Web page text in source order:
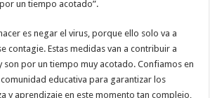
un tiempo acotado”.
es negar el virus, porque ello solo va a
contagie. Estas medidas van a contribuir a
son por un tiempo muy acotado. Confiamos en
educativa para garantizar los
y aprendizaje en este momento tan complejo,